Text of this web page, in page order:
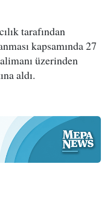
tarafından
kapsamında 27
üzerinden
aldı.